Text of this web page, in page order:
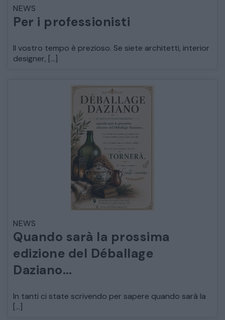
COMÒ E COMODINI
TAVOLI TAVOLINI CONSOLE
SEDIE POLTRONE DIVANI
CREDENZE – DOPPI CORPI – BUFFET
SALE DA PRANZO – STUDIO UFFICIO
ARREDO DA GIARDINO
DECORAZIONI OGGETTISTICA ILLUMINAZIONE
MATERIALI E STRUTTURE
NEWS
Per i professionisti
Il vostro tempo è prezioso. Se siete architetti, interior
designer, […]
NEWS
Quando sarà la prossima
edizione del Déballage
Daziano…
In tanti ci state scrivendo per sapere quando sarà la
[…]